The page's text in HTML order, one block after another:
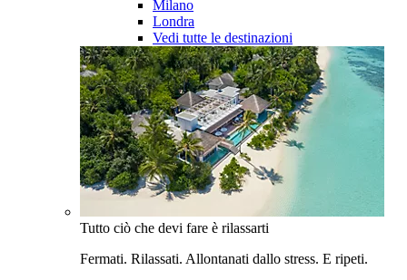
Milano
Londra
Vedi tutte le destinazioni
Tutto ciò che devi fare è rilassarti
Fermati. Rilassati. Allontanati dallo stress. E ripeti.